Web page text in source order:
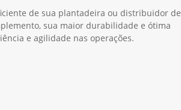
de sua plantadeira ou distribuidor de
sua maior durabilidade e ótima
e agilidade nas operações.